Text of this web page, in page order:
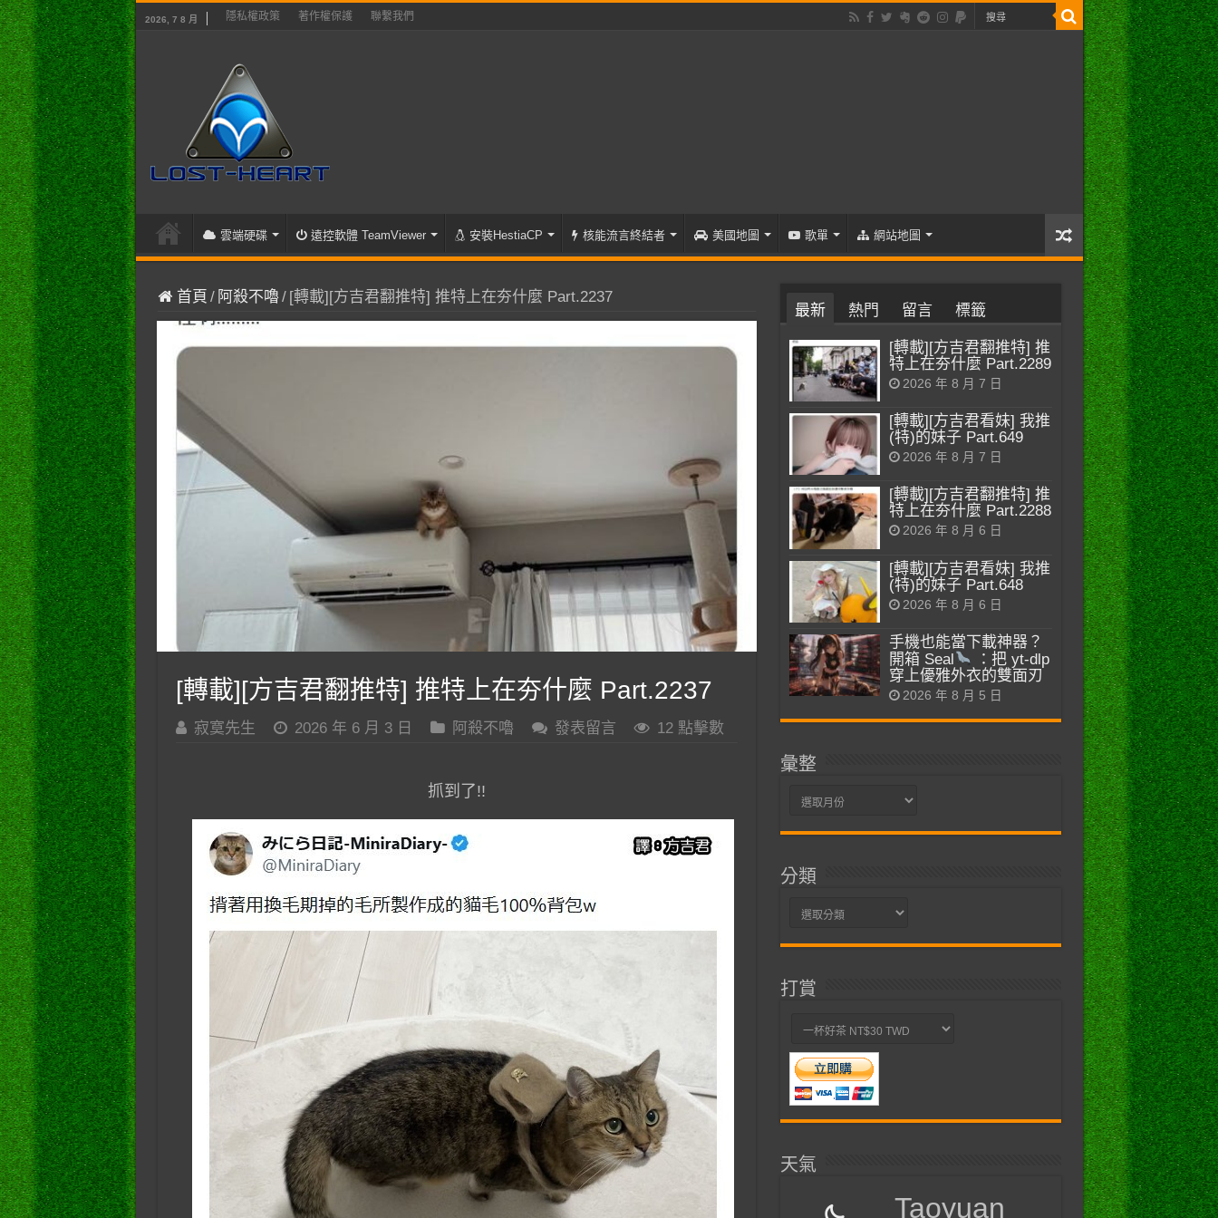
2026, 7 8 月 隱私權政策 著作權保護 聯繫我們
雲端硬碟 遠控軟體 TeamViewer 安裝HestiaCP 核能流言終結者 美國地圖 歌單 網站地圖
首頁 / 阿殺不嚕/ [轉載][方吉君翻推特] 推特上在夯什麼 Part.2237
[轉載][方吉君翻推特] 推特上在夯什麼 Part.2237
寂寞先生 2026 年 6 月 3 日 阿殺不嚕 發表留言 12 點擊數
抓到了!!
最新 熱門 留言 標籤
[轉載][方吉君翻推特] 推
特上在夯什麼 Part.2289
2026 年 8 月 7 日
[轉載][方吉君看妹] 我推
(特)的妹子 Part.649
2026 年 8 月 7 日
[轉載][方吉君翻推特] 推
特上在夯什麼 Part.2288
2026 年 8 月 6 日
[轉載][方吉君看妹] 我推
(特)的妹子 Part.648
2026 年 8 月 6 日
手機也能當下載神器？
開箱 Seal
：把 yt-dlp
穿上優雅外衣的雙面刃
2026 年 8 月 5 日
彙整
彙
分類
分
打賞
天氣
Taoyuan